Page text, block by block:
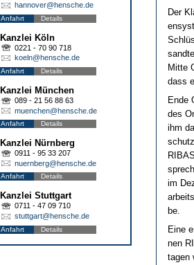
hannover@hensche.de
Anfahrt Details
Kanzlei Köln
0221 - 70 90 718
koeln@hensche.de
Anfahrt Details
Kanzlei München
089 - 21 56 88 63
muenchen@hensche.de
Anfahrt Details
Kanzlei Nürnberg
0911 - 95 33 207
nuernberg@hensche.de
Anfahrt Details
Kanzlei Stuttgart
0711 - 47 09 710
stuttgart@hensche.de
Anfahrt Details
Der
Mit­te
dass
En­de
des
ihm
im
be.
Ei­ne
nen
ta­gen